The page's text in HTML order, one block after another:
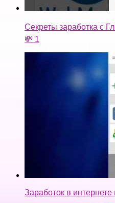
Cекреты заработка с
💸 1
Заработок в